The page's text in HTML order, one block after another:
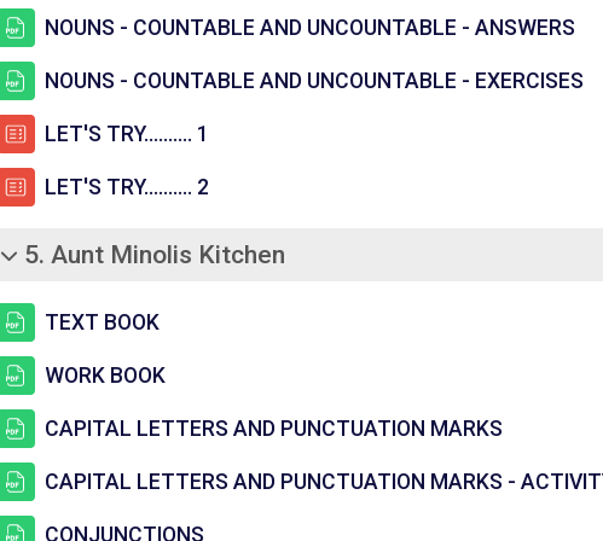
NOUNS - COUNTABLE AND UNCOUNTABLE - ANSWERS
NOUNS - COUNTABLE AND UNCOUNTABLE - EXERCISES
LET'S TRY.......... 1
LET'S TRY.......... 2புதிர்
சுருக்கு
5. Aunt Minolis Kitchen
TEXT BOOK
WORK BOOK
CAPITAL LETTERS AND PUNCTUATION MARKS
CAPITAL LETTERS AND PUNCTUATION MARKS -
CONJUNCTIONS